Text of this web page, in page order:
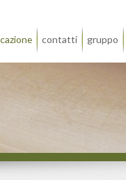
contatti gruppo